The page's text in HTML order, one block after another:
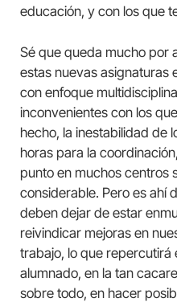
educación, y con los que
Sé que queda mucho por
estas nuevas asignaturas
con enfoque
inconvenientes con los
hecho, la inestabilidad de
horas para la
punto en muchos centros
considerable. Pero es ahí
deben dejar de estar
reivindicar mejoras en
trabajo, lo que repercutirá
alumnado, en la tan
sobre todo, en hacer